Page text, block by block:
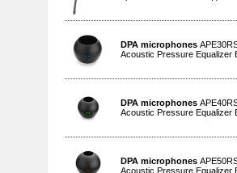
DPA microphones
Acoustic Pressure Equalizer
DPA microphones
Acoustic Pressure Equalizer
DPA microphones
Acoustic Pressure Equalizer